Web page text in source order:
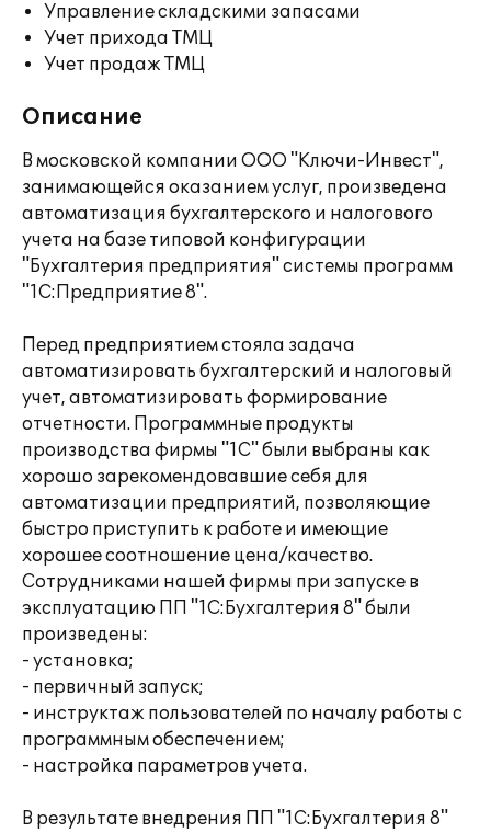
Управление складскими запасами
Учет прихода ТМЦ
Учет продаж ТМЦ
Описание
В московской компании ООО "Ключи-Инвест",
занимающейся оказанием услуг, произведена
автоматизация бухгалтерского и налогового
учета на базе типовой конфигурации
"Бухгалтерия предприятия" системы программ
"1C:Предприятие 8".
Перед предприятием стояла задача
автоматизировать бухгалтерский и налоговый
учет, автоматизировать формирование
отчетности. Программные продукты
производства фирмы "1С" были выбраны как
хорошо зарекомендовавшие себя для
автоматизации предприятий, позволяющие
быстро приступить к работе и имеющие
хорошее соотношение цена/качество.
Сотрудниками нашей фирмы при запуске в
эксплуатацию ПП "1C:Бухгалтерия 8" были
произведены:
- установка;
- первичный запуск;
- инструктаж пользователей по началу работы с
программным обеспечением;
- настройка параметров учета.
В результате внедрения ПП "1C:Бухгалтерия 8"